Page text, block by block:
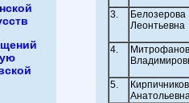
3.
Леонтьевна
4.
5.